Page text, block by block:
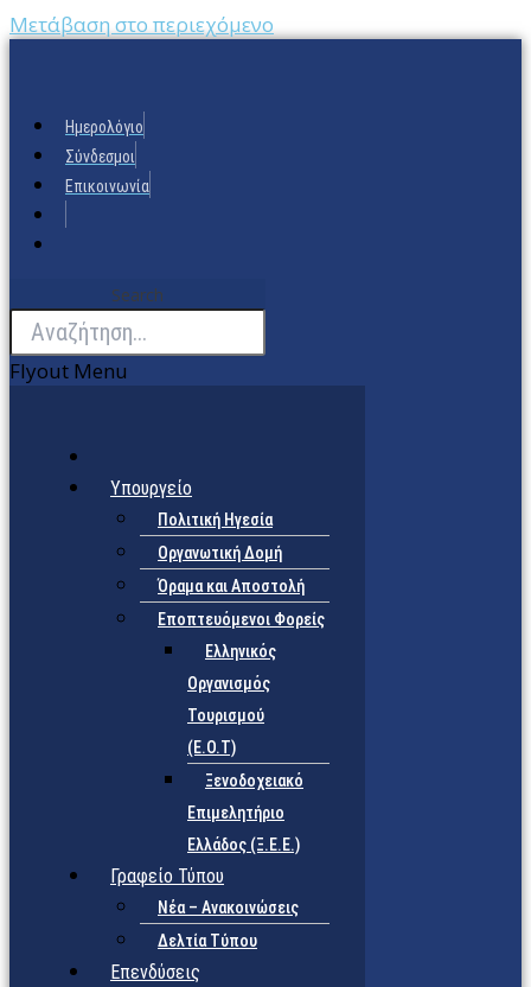
Μετάβαση στο περιεχόμενο
Ημερολόγιο
Σύνδεσμοι
Επικοινωνία
Search
Flyout Menu
Υπουργείο
Πολιτική Ηγεσία
Οργανωτική Δομή
Όραμα και Αποστολή
Εποπτευόμενοι Φορείς
Eλληνικός
Οργανισμός
Τουρισμού
(Ε.Ο.Τ)
Ξενοδοχειακό
Επιμελητήριο
Ελλάδος (Ξ.Ε.Ε.)
Γραφείο Τύπου
Νέα – Ανακοινώσεις
Δελτία Τύπου
Επενδύσεις